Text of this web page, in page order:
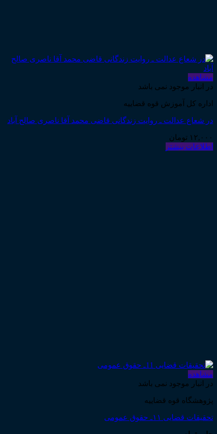
مشاهده
در انبار موجود نمی باشد
اداره کل آموزش قوه قضاییه
در شعاع عدالت ـ روایت زندگانی قاضی محمد آقا ناصری صالح آباد
۱۲,۰۰۰ تومان
اطلاعات بیشتر
مشاهده
در انبار موجود نمی باشد
پژوهشگاه قوه قضاییه
تحقیقات قضایی ۱۱ـ حقوق عمومی